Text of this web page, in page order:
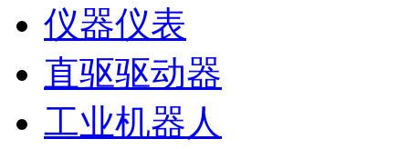
仪器仪表
直驱驱动器
工业机器人